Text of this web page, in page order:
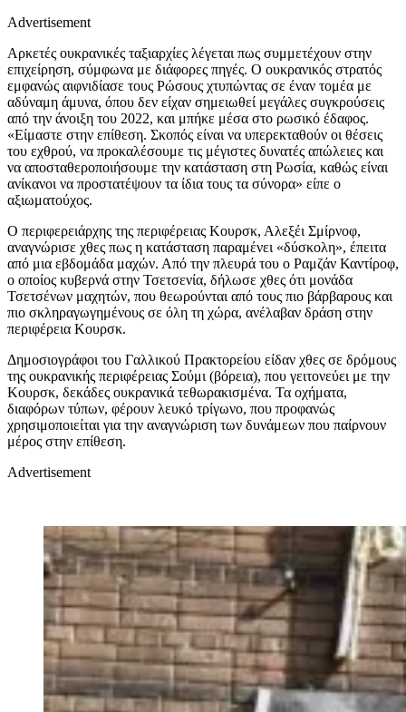
Advertisement
Αρκετές ουκρανικές ταξιαρχίες λέγεται πως συμμετέχουν στην
επιχείρηση, σύμφωνα με διάφορες πηγές. Ο ουκρανικός στρατός
εμφανώς αιφνιδίασε τους Ρώσους χτυπώντας σε έναν τομέα με
αδύναμη άμυνα, όπου δεν είχαν σημειωθεί μεγάλες συγκρούσεις
από την άνοιξη του 2022, και μπήκε μέσα στο ρωσικό έδαφος.
«Είμαστε στην επίθεση. Σκοπός είναι να υπερεκταθούν οι θέσεις
του εχθρού, να προκαλέσουμε τις μέγιστες δυνατές απώλειες και
να αποσταθεροποιήσουμε την κατάσταση στη Ρωσία, καθώς είναι
ανίκανοι να προστατέψουν τα ίδια τους τα σύνορα» είπε ο
αξιωματούχος.
Ο περιφερειάρχης της περιφέρειας Κουρσκ, Αλεξέι Σμίρνοφ,
αναγνώρισε χθες πως η κατάσταση παραμένει «δύσκολη», έπειτα
από μια εβδομάδα μαχών. Από την πλευρά του ο Ραμζάν Καντίροφ,
ο οποίος κυβερνά στην Τσετσενία, δήλωσε χθες ότι μονάδα
Τσετσένων μαχητών, που θεωρούνται από τους πιο βάρβαρους και
πιο σκληραγωγημένους σε όλη τη χώρα, ανέλαβαν δράση στην
περιφέρεια Κουρσκ.
Δημοσιογράφοι του Γαλλικού Πρακτορείου είδαν χθες σε δρόμους
της ουκρανικής περιφέρειας Σούμι (βόρεια), που γειτονεύει με την
Κουρσκ, δεκάδες ουκρανικά τεθωρακισμένα. Τα οχήματα,
διαφόρων τύπων, φέρουν λευκό τρίγωνο, που προφανώς
χρησιμοποιείται για την αναγνώριση των δυνάμεων που παίρνουν
μέρος στην επίθεση.
Advertisement